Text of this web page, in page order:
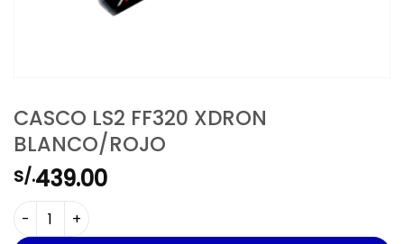
CASCO LS2 FF320 XDRON
BLANCO/ROJO
S/.439.00
CASCO LS2 FF320 XDRON BLANCO/ROJO cantidad